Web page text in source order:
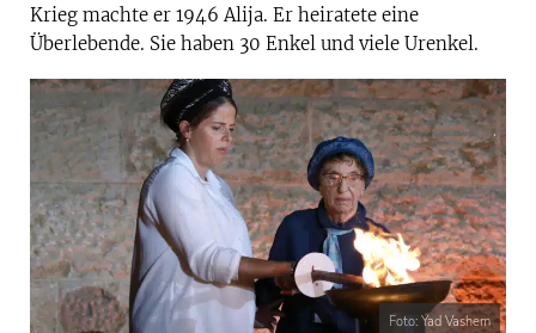
Krieg machte er 1946 Alija. Er heiratete eine
Überlebende. Sie haben 30 Enkel und viele Urenkel.
Foto: Yad Vashem